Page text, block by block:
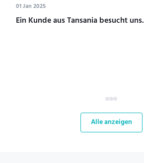
01 Jan 2025
Ein Kunde aus Tansania besucht uns.
Alle anzeigen